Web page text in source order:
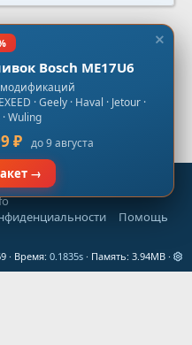
Помощь
Время 0.1835s Память 3.94MB
Bosch ME17U6
модификаций
· Geely · Haval · Jetour ·
Wuling
₽ до 9 августа
→